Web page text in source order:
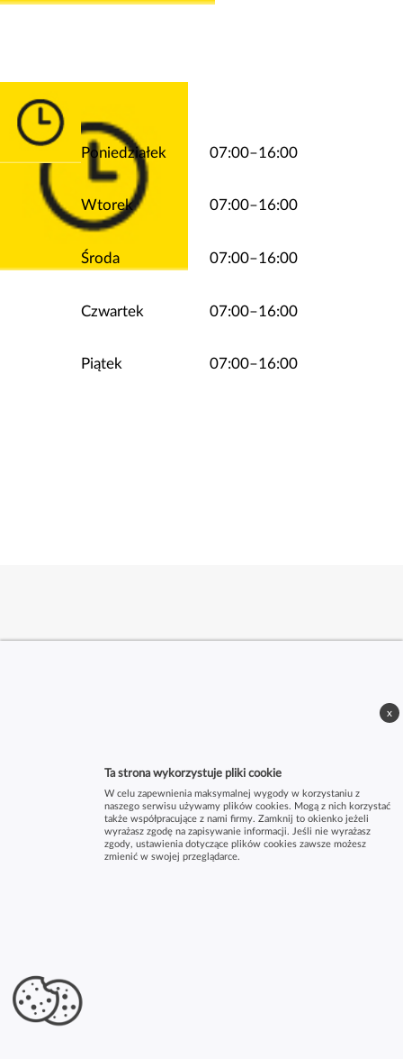
Poniedziałek 07:00–16:00
Wtorek 07:00–16:00
Środa 07:00–16:00
Czwartek 07:00–16:00
Piątek 07:00–16:00
Ta strona wykorzystuje pliki cookie
W celu zapewnienia maksymalnej wygody w korzystaniu z
naszego serwisu używamy plików cookies. Mogą z nich korzystać
także współpracujące z nami firmy. Zamknij to okienko jeżeli
wyrażasz zgodę na zapisywanie informacji. Jeśli nie wyrażasz
zgody, ustawienia dotyczące plików cookies zawsze możesz
zmienić w swojej przeglądarce.
x